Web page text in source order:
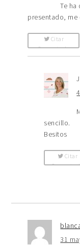
Te
presentado, me
Citar
Comentario
sencillo.
Besitos
Citar
31